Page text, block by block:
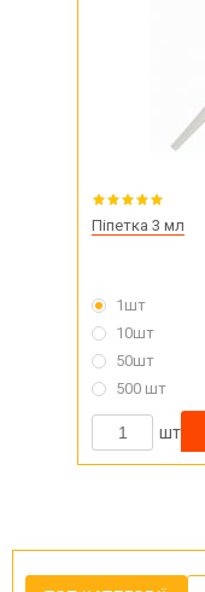
Піпетка 3 мл
1шт
10шт
50шт
500 шт
шт